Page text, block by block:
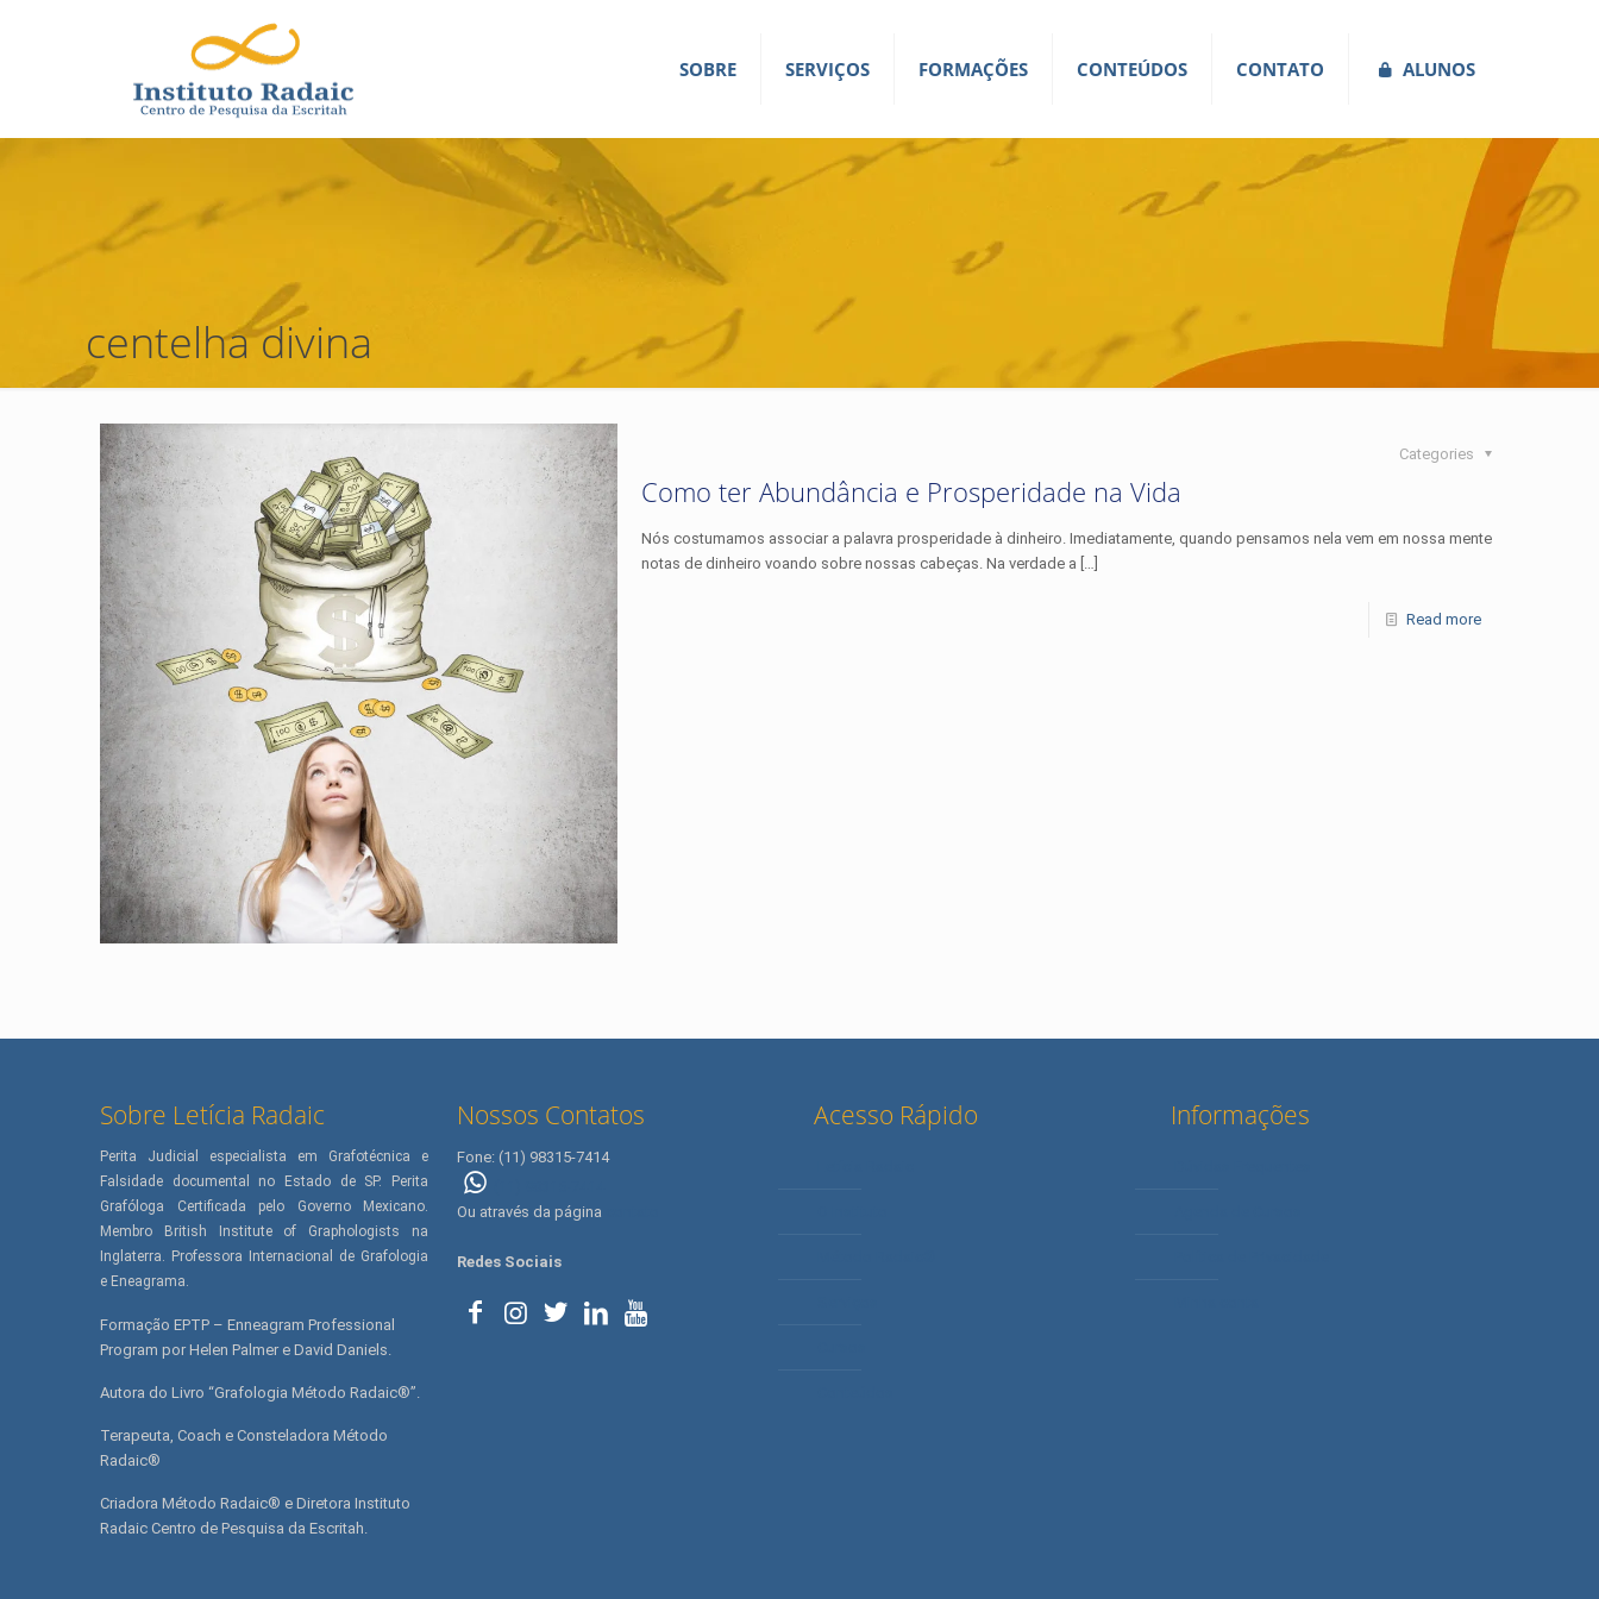
SOBRE SERVIÇOS FORMAÇÕES CONTEÚDOS CONTATO ALUNOS
centelha divina
Categories
Como ter Abundância e Prosperidade na Vida
Nós costumamos associar a palavra prosperidade à dinheiro. Imediatamente, quando pensamos nela vem em nossa mente
notas de dinheiro voando sobre nossas cabeças. Na verdade a […]
Read more
Sobre Letícia Radaic
Perita Judicial especialista em Grafotécnica e
Falsidade documental no Estado de SP. Perita
Grafóloga Certificada pelo Governo Mexicano.
Membro British Institute of Graphologists na
Inglaterra. Professora Internacional de Grafologia
e Eneagrama.
Formação EPTP – Enneagram Professional
Program por Helen Palmer e David Daniels.
Autora do Livro “Grafologia Método Radaic®”.
Terapeuta, Coach e Consteladora Método
Radaic®
Criadora Método Radaic® e Diretora Instituto
Radaic Centro de Pesquisa da Escritah.
Nossos Contatos
Fone: (11) 98315-7414
Ou através da página
Redes Sociais
Acesso Rápido Informações